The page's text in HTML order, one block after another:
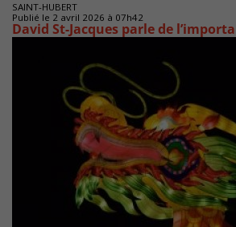
SAINT-HUBERT
Publié le 2 avril 2026 à 07h42
David St-Jacques parle de